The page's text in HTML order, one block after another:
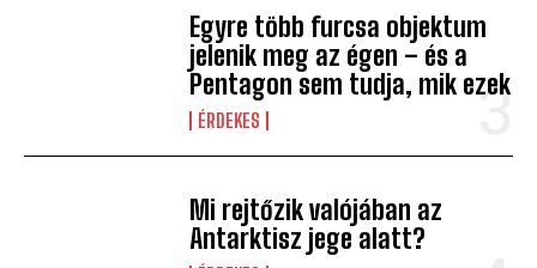
Egyre több furcsa objektum
jelenik meg az égen – és a
Pentagon sem tudja, mik ezek
ÉRDEKES
Mi rejtőzik valójában az
Antarktisz jege alatt?